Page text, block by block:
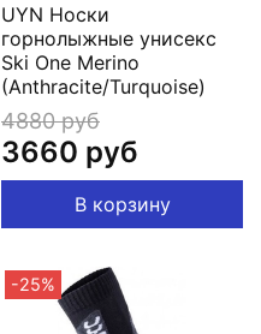
UYN Носки
горнолыжные унисекс
Ski One Merino
(Anthracite/Turquoise)
4880 руб
3660 руб
В корзину
-25%